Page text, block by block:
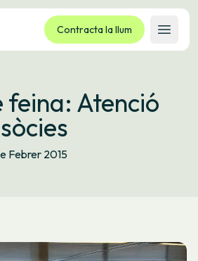
Contracta la llum
Obrir
EU
Atenció
Febrer 2015